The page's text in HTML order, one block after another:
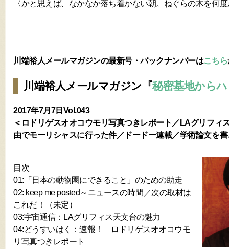
〈かと思えば、なかなか落ち着かない朝。ねぐらの木を何
川端裕人メールマガジンの最新号・バックナンバーはこちら
川端裕人メールマガジン『秘密基地から
2017年7月7日Vol.043
＜ロドリゲスオオコウモリ写真つきレポート／LAグリフィ
由でモーリシャスに行った件／ドードー連載／学術論文を
目次
01:「日本の動物園にできること」のための助走
02: keep me posted～ニュースの時間／次の取材は
これだ！（未定）
03:宇宙通信：LAグリフィス天文台の魅力
04:どうすいはく：速報！ ロドリゲスオオコウモ
リ写真つきレポート